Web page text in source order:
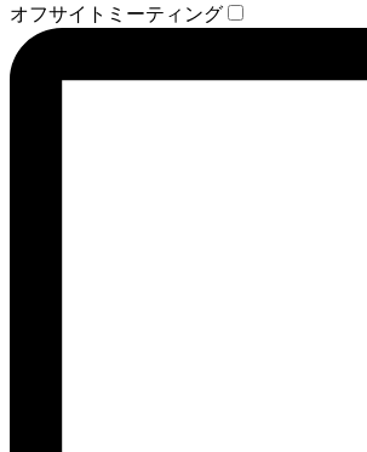
オフサイトミーティング